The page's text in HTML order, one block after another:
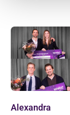
Alexandra